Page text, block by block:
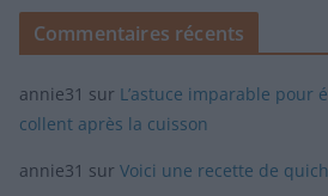
Commentaires récents
annie31 sur L’astuce imparable pour
collent après la cuisson
annie31 sur Voici une recette de